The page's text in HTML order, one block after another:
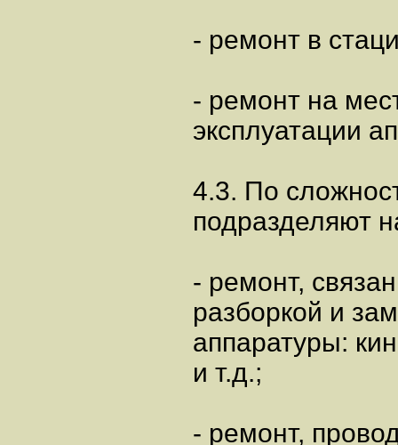
- ремонт в
- ремонт на
эксплуатации
4.3. По
подразделяют
- ремонт,
разборкой и
аппаратуры:
и т.д.;
- ремонт,